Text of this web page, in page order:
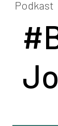
Podkast